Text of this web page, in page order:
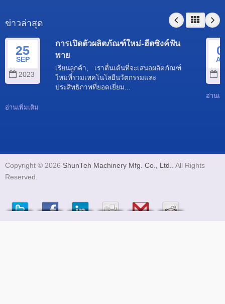
ข่าวล่าสุด
25
SEP
2023
การเปิดตัวผลิตภัณฑ์ใหม่-ฮีตซิงค์ฟัน
พาย
เรียนลูกค้า, เราตื่นเต้นที่จะเสนอผลิตภัณฑ์
ใหม่ที่รวมเทคโนโลยีนวัตกรรมและ
ประสิทธิภาพที่ยอดเยี่ยม...
อ่านเพิ่มเติม
อ่านเ
Copyright © 2026 ShunTeh Machinery Mfg. Co., Ltd.. All Rights
Reserved.